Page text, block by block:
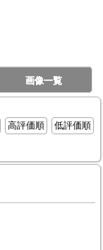
画像一覧
高評価順
低評価順